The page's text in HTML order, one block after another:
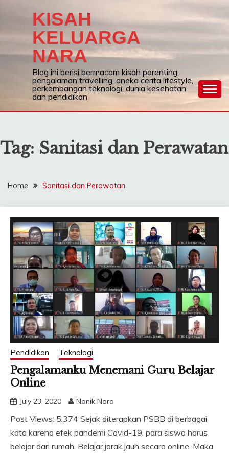
KISAH
KELUARGA
NARA
Blog ini berisi bermacam kisah parenting,
pengalaman travelling, aneka cerita lifestyle,
perkembangan teknologi, dunia kesehatan
dan pendidikan
Tag: Sanitasi dan Perawatan
Home Sanitasi dan Perawatan
Pendidikan Teknologi
Pengalamanku Menemani Guru Belajar
Online
July 23, 2020 Nanik Nara
Post Views: 5,374 Sejak diterapkan PSBB di berbagai
kota karena efek pandemi Covid-19, para siswa harus
belajar dari rumah. Belajar jarak jauh secara online. Maka